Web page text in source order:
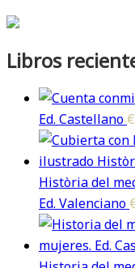
Libros
Ed. Castellano €
Història del
Ed. Valenciano